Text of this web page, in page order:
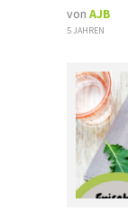
von AJB
5 JAHREN